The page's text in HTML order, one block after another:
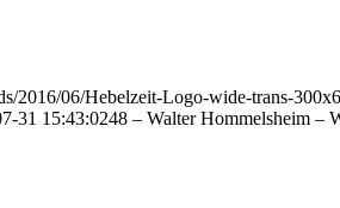
2016/06/Hebelzeit-Logo-wide-trans-
31 15:43:0248 – Walter Hommelsheim –